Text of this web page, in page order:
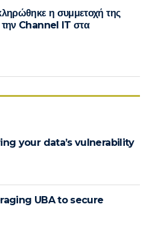
η συμμετοχή της
Channel IT στα
your data’s vulnerability
UBA to secure